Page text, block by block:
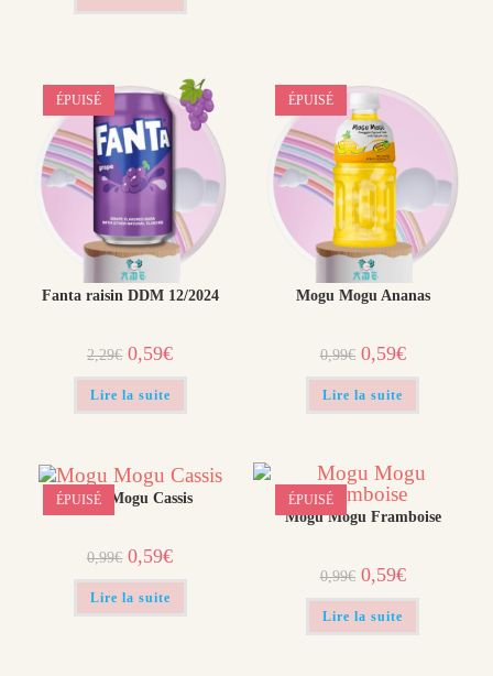
ÉPUISÉ
Fanta raisin DDM 12/2024
2,29€ Le
prix
initial
était :
0,59€Le
prix
actuel
Lire la suite
ÉPUISÉ
Mogu Mogu Ananas
0,99€ Le
prix
initial
était :
0,59€Le
prix
actuel
Lire la suite
ÉPUISÉ
Mogu Mogu Cassis
0,99€ Le
prix
initial
était :
0,99€.
0,59€Le
prix
actuel
0,59€.
Lire la suite
ÉPUISÉ
Mogu Mogu Framboise
0,99€ Le
prix
initial
était :
0,99€.
0,59€Le
prix
actuel
0,59€.
Lire la suite